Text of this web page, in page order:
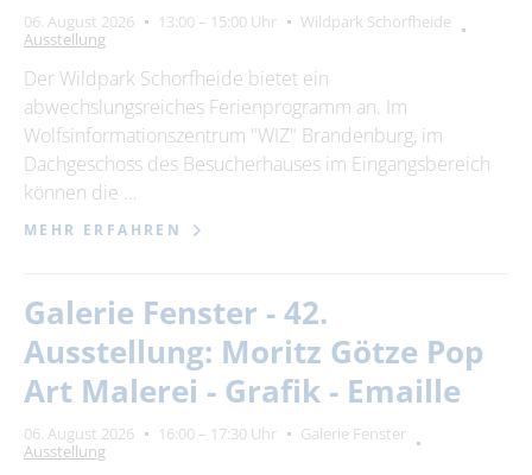
06. August 2026 13:00 – 15:00 Uhr
Wildpark Schorfheide
Ausstellung
Der Wildpark Schorfheide bietet ein
abwechslungsreiches Ferienprogramm an. Im
Wolfsinformationszentrum "WIZ" Brandenburg, im
Dachgeschoss des Besucherhauses im Eingangsbereich
können die …
MEHR ERFAHREN
Galerie Fenster - 42.
Ausstellung: Moritz Götze Pop
Art Malerei - Grafik - Emaille
06. August 2026 16:00 – 17:30 Uhr
Galerie Fenster
Ausstellung